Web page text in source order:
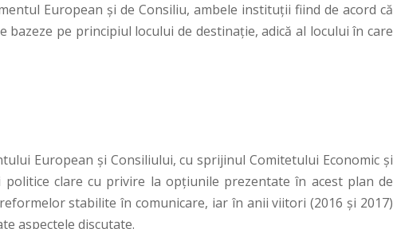
European și de Consiliu, ambele instituții fiind de acord că
bazeze pe principiul locului de destinație, adică al locului în care
European și Consiliului, cu sprijinul Comitetului Economic și
clare cu privire la opțiunile prezentate în acest plan de
stabilite în comunicare, iar în anii viitori (2016 și 2017)
aspectele discutate.